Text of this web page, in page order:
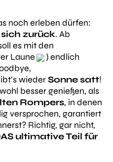
noch erleben dürfen:
zurück. Ab
es mit den
Laune
) endlich
wiederSonne satt!
besser genießen, als
Rompers, in denen
versprochen, garantiert
Richtig, gar nicht,
ultimative Teil für